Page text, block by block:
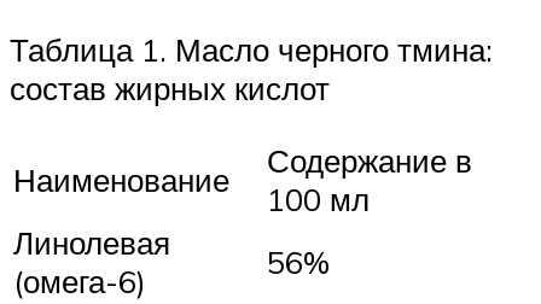
Таблица 1. Масло черного тмина:
состав жирных кислот
Наименование
Содержание в
100 мл
Линолевая
(омега-6)
56%